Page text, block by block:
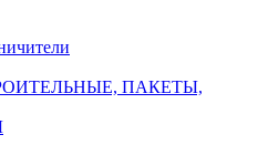
ПАКЕТЫ,